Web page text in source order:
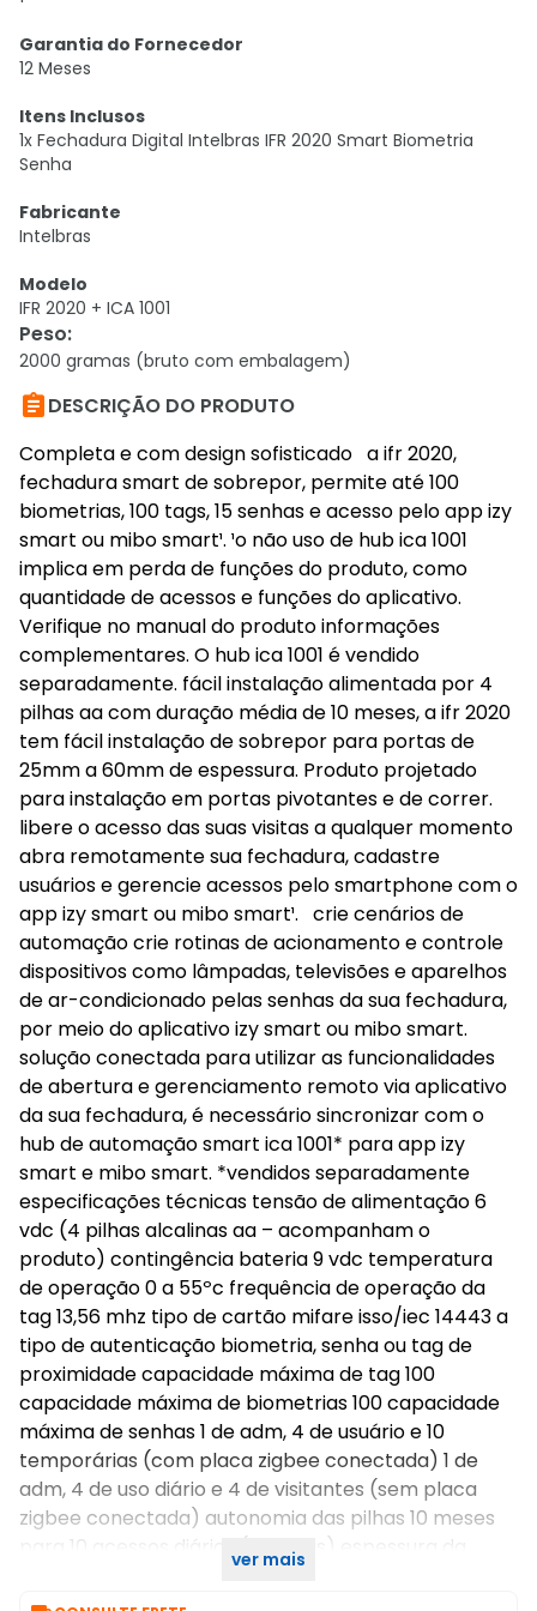
Garantia do Fornecedor
12 Meses
Itens Inclusos
1x Fechadura Digital Intelbras IFR 2020 Smart Biometria
Senha
Fabricante
Intelbras
Modelo
IFR 2020 + ICA 1001
Peso:
2000 gramas (bruto com embalagem)
DESCRIÇÃO DO PRODUTO
Completa e com design sofisticado a ifr 2020,
fechadura smart de sobrepor, permite até 100
biometrias, 100 tags, 15 senhas e acesso pelo app izy
smart ou mibo smart¹. ¹o não uso de hub ica 1001
implica em perda de funções do produto, como
quantidade de acessos e funções do aplicativo.
Verifique no manual do produto informações
complementares. O hub ica 1001 é vendido
separadamente. fácil instalação alimentada por 4
pilhas aa com duração média de 10 meses, a ifr 2020
tem fácil instalação de sobrepor para portas de
25mm a 60mm de espessura. Produto projetado
para instalação em portas pivotantes e de correr.
libere o acesso das suas visitas a qualquer momento
abra remotamente sua fechadura, cadastre
usuários e gerencie acessos pelo smartphone com o
app izy smart ou mibo smart¹. crie cenários de
automação crie rotinas de acionamento e controle
dispositivos como lâmpadas, televisões e aparelhos
de ar-condicionado pelas senhas da sua fechadura,
por meio do aplicativo izy smart ou mibo smart.
solução conectada para utilizar as funcionalidades
de abertura e gerenciamento remoto via aplicativo
da sua fechadura, é necessário sincronizar com o
hub de automação smart ica 1001* para app izy
smart e mibo smart. *vendidos separadamente
especificações técnicas tensão de alimentação 6
vdc (4 pilhas alcalinas aa – acompanham o
produto) contingência bateria 9 vdc temperatura
de operação 0 a 55ºc frequência de operação da
tag 13,56 mhz tipo de cartão mifare isso/iec 14443 a
tipo de autenticação biometria, senha ou tag de
proximidade capacidade máxima de tag 100
capacidade máxima de biometrias 100 capacidade
máxima de senhas 1 de adm, 4 de usuário e 10
temporárias (com placa zigbee conectada) 1 de
adm, 4 de uso diário e 4 de visitantes (sem placa
zigbee conectada) autonomia das pilhas 10 meses
para 10 acessos diários ( 4 pilhas) espessura da
ver mais